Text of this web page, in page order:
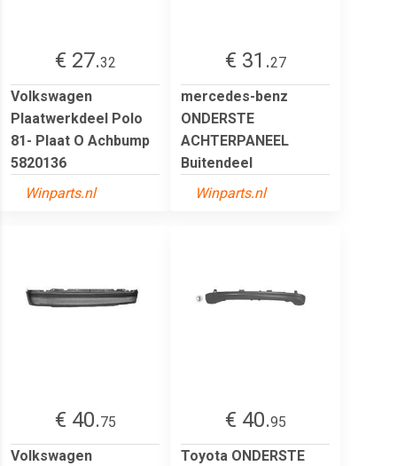
€ 27.32
Volkswagen
Plaatwerkdeel Polo
81- Plaat O Achbump
5820136
Winparts.nl
€ 31.27
mercedes-benz
ONDERSTE
ACHTERPANEEL
Buitendeel
Winparts.nl
€ 40.75
Volkswagen
€ 40.95
Toyota ONDERSTE